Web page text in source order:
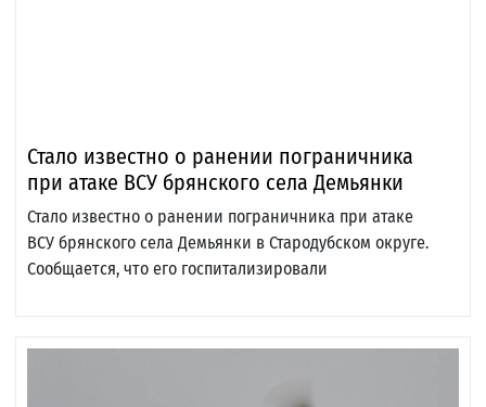
Стало известно о ранении пограничника
при атаке ВСУ брянского села Демьянки
Стало известно о ранении пограничника при атаке
ВСУ брянского села Демьянки в Стародубском округе.
Сообщается, что его госпитализировали